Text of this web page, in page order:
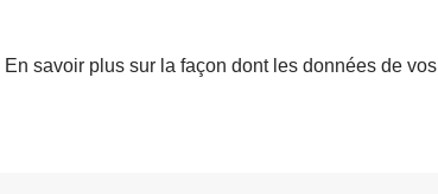
En savoir plus sur la façon dont les données de vos